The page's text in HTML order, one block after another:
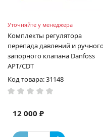
Уточняйте у менеджера
Комплекты регулятора
перепада давлений и
запорного клапана Danfoss
APT/CDT
Код товара: 31148
12 000 ₽